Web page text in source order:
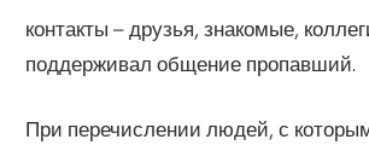
контакты – друзья, знакомые,
поддерживал общение пропавший.
При перечислении людей, с